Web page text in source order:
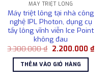
₫.
MÁY TRIỆT LÔNG
Máy triệt lông tại nhà công
nghệ IPL Photon, dụng cụ
tẩy lông vĩnh viễn Ice Point
không đau
3.300.000₫ Giá
là:
3.300.000 ₫.
2.200.000 ₫Giá
hiện
THÊM VÀO GIỎ HÀNG